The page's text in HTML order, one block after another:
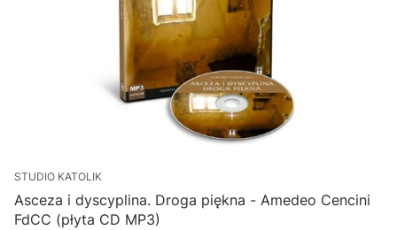
STUDIO KATOLIK
Asceza i dyscyplina. Droga piękna - Amedeo Cencini
FdCC (płyta CD MP3)